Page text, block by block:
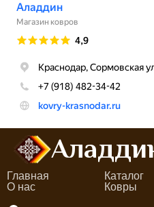
Главная
О нас
Каталог
Ковры